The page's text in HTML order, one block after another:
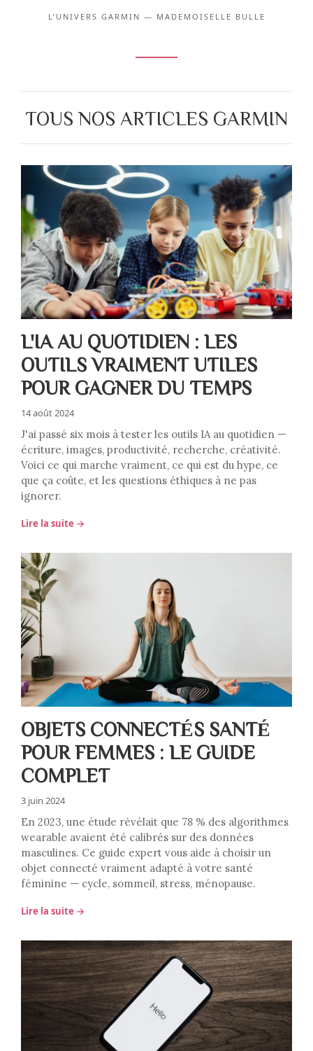
L’UNIVERS GARMIN — MADEMOISELLE BULLE
TOUS NOS ARTICLES GARMIN
L'IA AU QUOTIDIEN : LES
OUTILS VRAIMENT UTILES
POUR GAGNER DU TEMPS
14 août 2024
J'ai passé six mois à tester les outils IA au quotidien —
écriture, images, productivité, recherche, créativité.
Voici ce qui marche vraiment, ce qui est du hype, ce
que ça coûte, et les questions éthiques à ne pas
ignorer.
Lire la suite →
OBJETS CONNECTÉS SANTÉ
POUR FEMMES : LE GUIDE
COMPLET
3 juin 2024
En 2023, une étude révélait que 78 % des algorithmes
wearable avaient été calibrés sur des données
masculines. Ce guide expert vous aide à choisir un
objet connecté vraiment adapté à votre santé
féminine — cycle, sommeil, stress, ménopause.
Lire la suite →